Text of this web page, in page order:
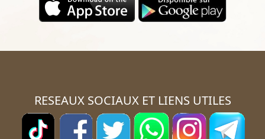
RESEAUX SOCIAUX ET LIENS UTILES